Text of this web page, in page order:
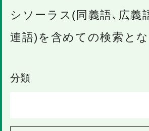
シソーラス(同義語､広義
連語)を含めての検索とな
分類